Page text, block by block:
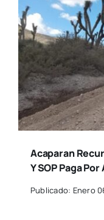
Acaparan
Y SOP Paga
Publicado: Enero